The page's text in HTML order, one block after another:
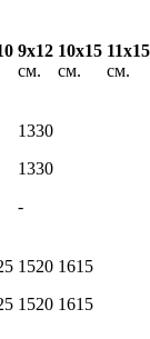
9х12
см.
10х15
см.
11х15
см.
1330
1330
-
1520
1520
1615
1615